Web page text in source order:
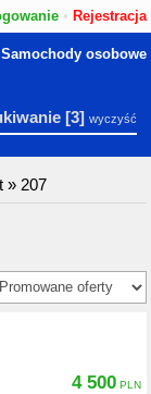
• Rejestracja
Samochody osobowe
[3] wyczyść
» 207
4 500